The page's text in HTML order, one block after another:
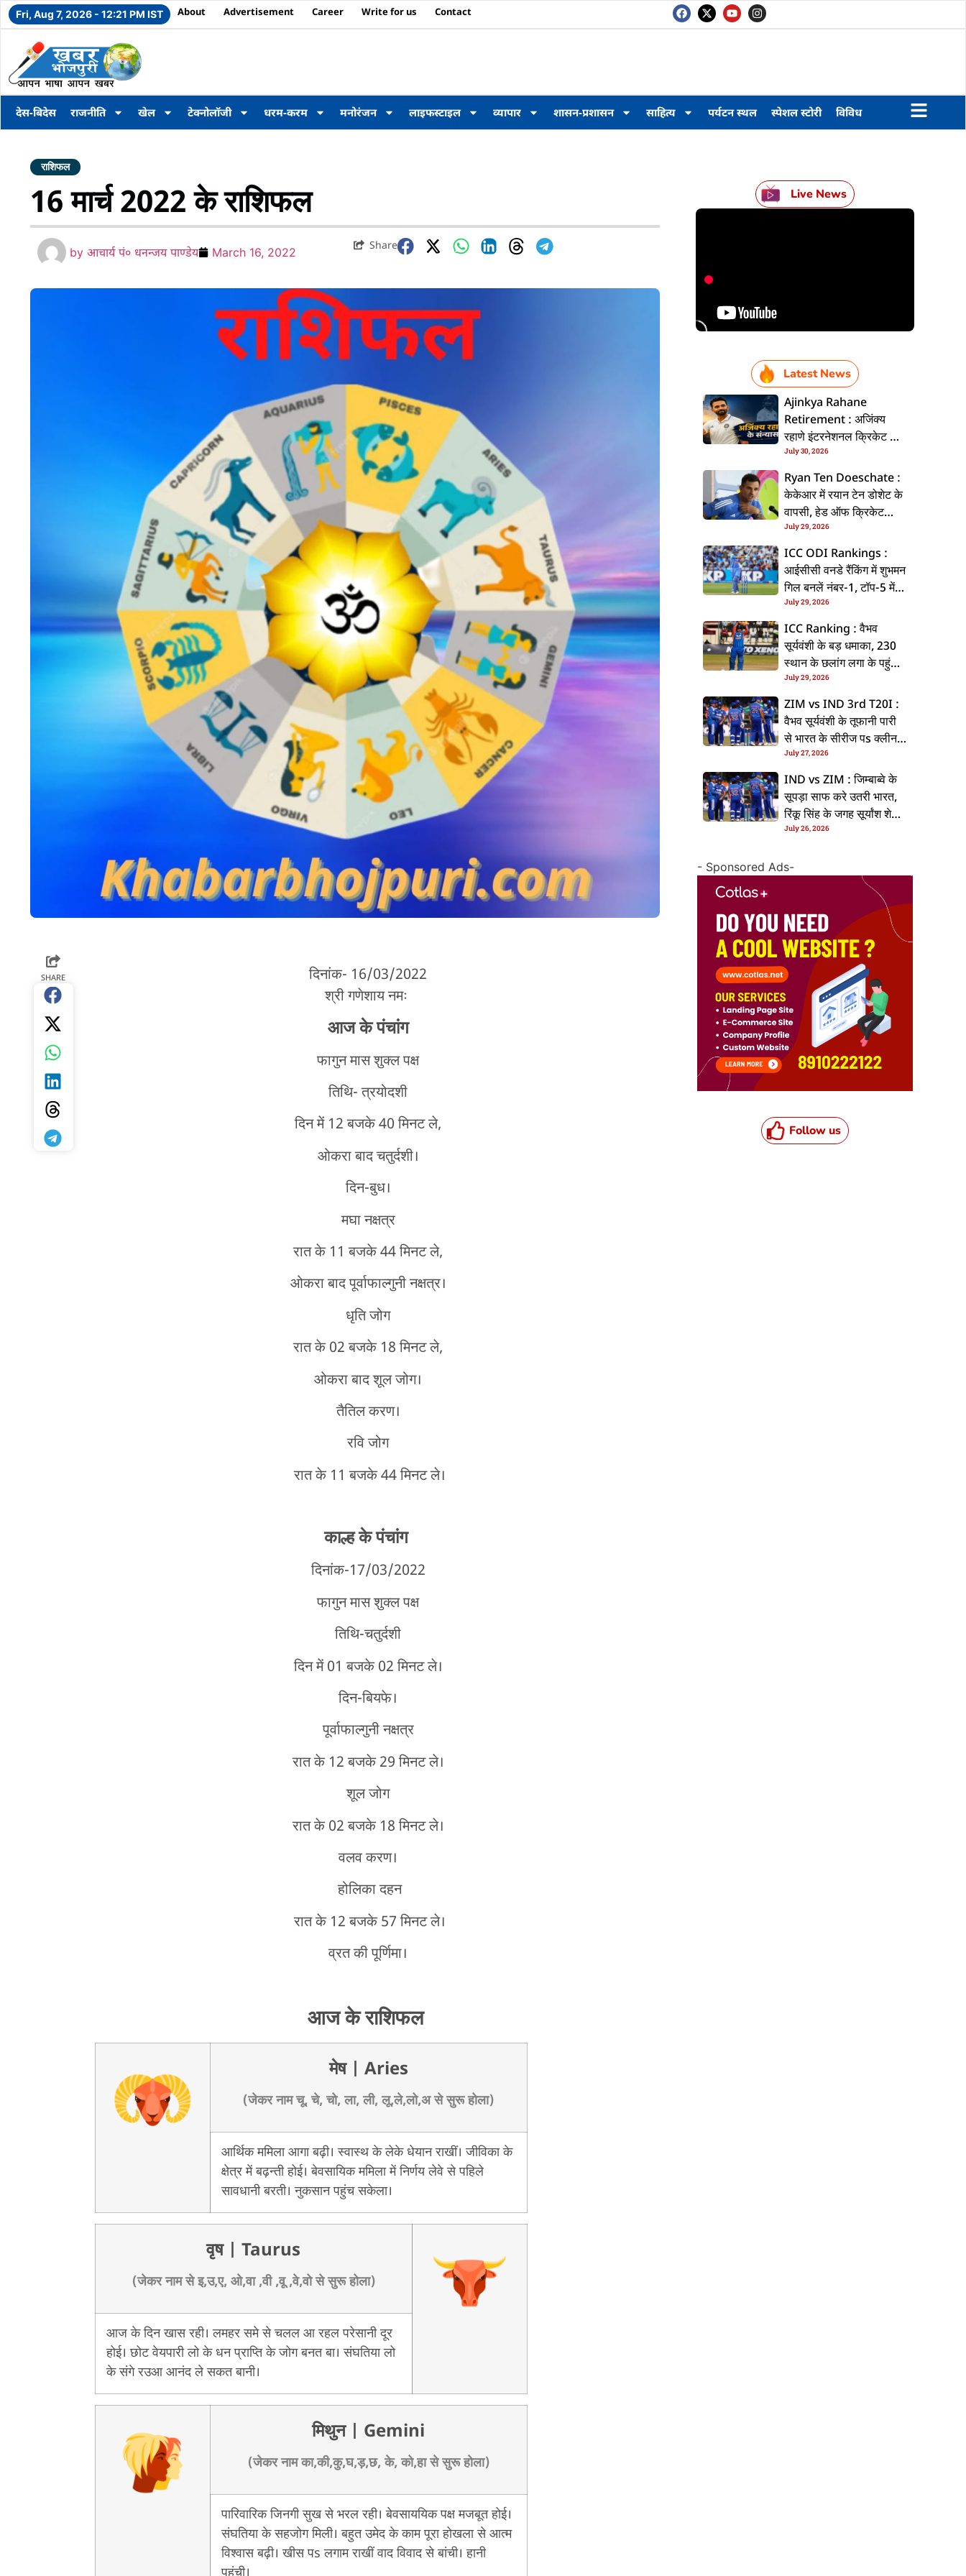
Fri, Aug 7, 2026 - 12:21 PM IST About Advertisement Career Write for us Contact
देस-बिदेस राजनीति खेल टेक्नोलॉजी धरम-करम मनोरंजन लाइफस्टाइल व्यापार शासन-प्रशासन साहित्य पर्यटन स्थल स्पेशल स्टोरी विविध
राशिफल
16 मार्च 2022 के राशिफल
by आचार्य पं० धनन्जय पाण्डेय March 16, 2022
Share
SHARE
दिनांक- 16/03/2022
श्री गणेशाय नमः
आज के पंचांग
फागुन मास शुक्ल पक्ष
तिथि- त्रयोदशी
दिन में 12 बजके 40 मिनट ले,
ओकरा बाद चतुर्दशी।
दिन-बुध।
मघा नक्षत्र
रात के 11 बजके 44 मिनट ले,
ओकरा बाद पूर्वाफाल्गुनी नक्षत्र।
धृति जोग
रात के 02 बजके 18 मिनट ले,
ओकरा बाद शूल जोग।
तैतिल करण।
रवि जोग
रात के 11 बजके 44 मिनट ले।
काल्ह के पंचांग
दिनांक-17/03/2022
फागुन मास शुक्ल पक्ष
तिथि-चतुर्दशी
दिन में 01 बजके 02 मिनट ले।
दिन-बियफे।
पूर्वाफाल्गुनी नक्षत्र
रात के 12 बजके 29 मिनट ले।
शूल जोग
रात के 02 बजके 18 मिनट ले।
वलव करण।
होलिका दहन
रात के 12 बजके 57 मिनट ले।
व्रत की पूर्णिमा।
आज के राशिफल
मेष | Aries
(जेकर नाम चू, चे, चो, ला, ली, लू,ले,लो,अ से सुरू होला)
आर्थिक ममिला आगा बढ़ी। स्वास्थ के लेके धेयान राखीं। जीविका के
क्षेत्र में बढ़न्ती होई। बेवसायिक ममिला में निर्णय लेवे से पहिले
सावधानी बरती। नुकसान पहुंच सकेला।
वृष | Taurus
(जेकर नाम से इ,उ,ए, ओ,वा ,वी ,वू ,वे,वो से सुरू होला)
आज के दिन खास रही। लमहर समे से चलल आ रहल परेसानी दूर
होई। छोट वेयपारी लो के धन प्राप्ति के जोग बनत बा। संघतिया लो
के संगे रउआ आनंद ले सकत बानी।
मिथुन | Gemini
(जेकर नाम का,की,कु,घ,ड़,छ, के, को,हा से सुरू होला)
पारिवारिक जिनगी सुख से भरल रही। बेवसाययिक पक्ष मजबूत होई।
संघतिया के सहजोग मिली। बहुत उमेद के काम पूरा होखला से आत्म
विश्वास बढ़ी। खीस पs लगाम राखीं वाद विवाद से बांची। हानी
Live News
Latest News
Ajinkya Rahane
Retirement : अजिंक्य
रहाणे इंटरनेशनल क्रिकेट से
ललें संन्यास, सोशल मीडिया
पs पोस्ट कs के कइलें एलान
July 30, 2026
Ryan Ten Doeschate :
केकेआर में रयान टेन डोशेट के
वापसी, हेड ऑफ क्रिकेट
स्ट्रेटजी के जिम्मेदारी संभरिहें
July 29, 2026
ICC ODI Rankings :
आईसीसी वनडे रैंकिंग में शुभमन
गिल बनलें नंबर-1, टॉप-5 में
भारत के तीन बल्लेबाज
July 29, 2026
ICC Ranking : वैभव
सूर्यवंशी के बड़ धमाका, 230
स्थान के छलांग लगा के पहुंचलें
48वां नंबर पs
July 29, 2026
ZIM vs IND 3rd T20I :
वैभव सूर्यवंशी के तूफानी पारी
से भारत के सीरीज पs क्लीन
स्वीप, जिम्बाब्वे 35 रन से
हारल
July 27, 2026
IND vs ZIM : जिम्बाब्वे के
सूपड़ा साफ करे उतरी भारत,
रिंकू सिंह के जगह सूर्यांश शेडगे
के मिल सकेला मवका
July 26, 2026
- Sponsored Ads-
Follow us